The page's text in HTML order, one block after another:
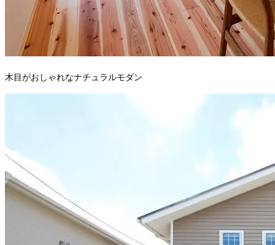
木目がおしゃれなナチュラルモダン